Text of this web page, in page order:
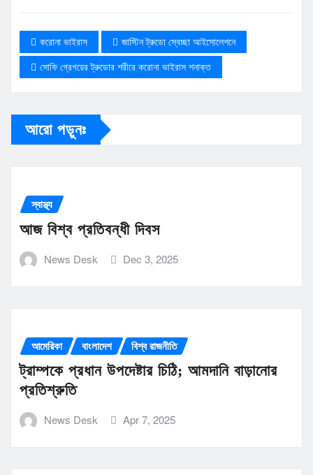
করোনা ভাইরাস
জাস্টিন ট্রুডো স্বেচ্ছা আইসোলেশনে
সোফি গ্রেগয়ের ট্রুডোর শরীরে করোনা ভাইরাস শনাক্ত
আরো পড়ুনঃ
স্বাস্থ্য
আজ বিশ্ব প্রতিবন্ধী দিবস
News Desk Dec 3, 2025
আমেরিকা বাংলাদেশ বিশ্ব রাজনীতি
ট্রাম্পকে প্রধান উপদেষ্টার চিঠি; আমদানি বাড়ানোর
প্রতিশ্রুতি
News Desk Apr 7, 2025